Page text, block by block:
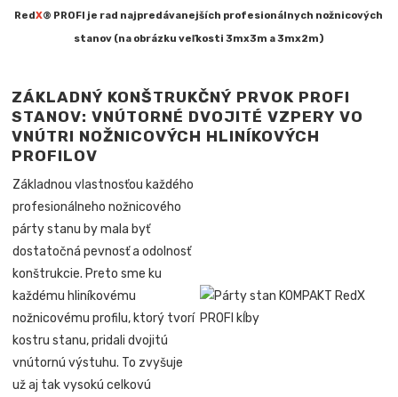
RedX® PROFI je rad najpredávanejších profesionálnych nožnicových
stanov (na obrázku veľkosti 3mx3m a 3mx2m)
ZÁKLADNÝ KONŠTRUKČNÝ PRVOK PROFI
STANOV: VNÚTORNÉ DVOJITÉ VZPERY VO
VNÚTRI NOŽNICOVÝCH HLINÍKOVÝCH
PROFILOV
Základnou vlastnosťou každého
profesionálneho nožnicového
párty stanu by mala byť
dostatočná pevnosť a odolnosť
konštrukcie. Preto sme ku
každému hliníkovému
nožnicovému profilu, ktorý tvorí
kostru stanu, pridali dvojitú
vnútornú výstuhu. To zvyšuje
už aj tak vysokú celkovú